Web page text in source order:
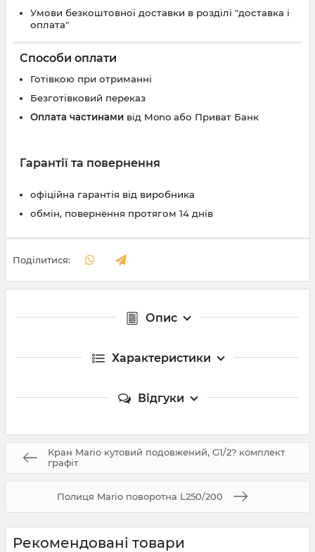
Умови безкоштовної доставки в розділі "доставка і
оплата"
Способи оплати
Готівкою при отриманні
Безготівковий переказ
Оплата частинами від Mono або Приват Банк
Гарантії та повернення
офіційна гарантія від виробника
обмін, повернення протягом 14 днів
Поділитися:
Опис
Характеристики
Відгуки
Кран Mario кутовий подовжений, G1/2? комплект
графіт
Полиця Mario поворотна L250/200
Рекомендовані товари